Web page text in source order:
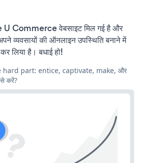
U Commerce वेबसाइट मिल गई है और
व्यवसायों की ऑनलाइन उपस्थिति बनाने में
लिया है। बधाई हो!
hard part: entice, captivate, make, और
करें?